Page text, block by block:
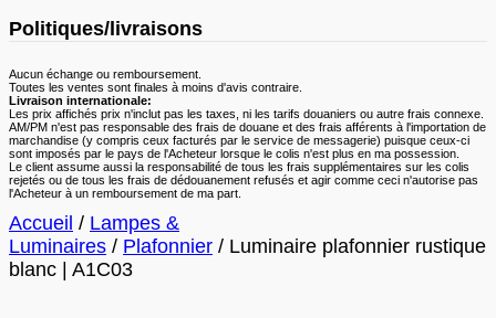
Politiques/livraisons
Aucun échange ou remboursement.
Toutes les ventes sont finales à moins d'avis contraire.
Livraison internationale:
Les prix affichés prix n'inclut pas les taxes, ni les tarifs douaniers ou autre frais connexe.
AM/PM n'est pas responsable des frais de douane et des frais afférents à l'importation de
marchandise (y compris ceux facturés par le service de messagerie) puisque ceux-ci
sont imposés par le pays de l'Acheteur lorsque le colis n'est plus en ma possession.
Le client assume aussi la responsabilité de tous les frais supplémentaires sur les colis
rejetés ou de tous les frais de dédouanement refusés et agir comme ceci n'autorise pas
l'Acheteur à un remboursement de ma part.
Accueil / Lampes &
Luminaires / Plafonnier / Luminaire plafonnier rustique
blanc | A1C03